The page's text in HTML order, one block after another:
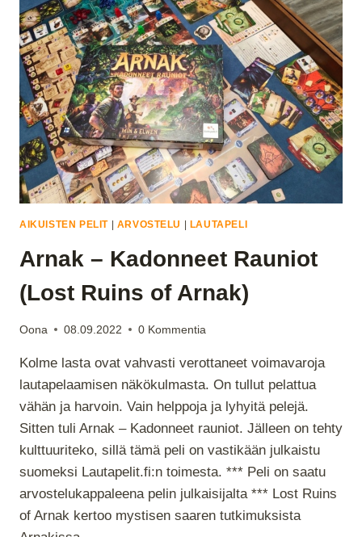
AIKUISTEN PELIT| ARVOSTELU LAUTAPELI
Arnak – Kadonneet Rauniot
(Lost Ruins of Arnak)
Oona 08.09.2022 0 Kommentia
Kolme lasta ovat vahvasti verottaneet voimavaroja
lautapelaamisen näkökulmasta. On tullut pelattua
vähän ja harvoin. Vain helppoja ja lyhyitä pelejä.
Sitten tuli Arnak – Kadonneet rauniot. Jälleen on tehty
kulttuuriteko, sillä tämä peli on vastikään julkaistu
suomeksi Lautapelit.fi:n toimesta. *** Peli on saatu
arvostelukappaleena pelin julkaisijalta *** Lost Ruins
of Arnak kertoo mystisen saaren tutkimuksista